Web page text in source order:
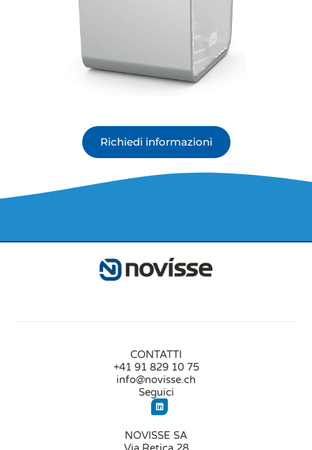
Richiedi informazioni
CONTATTI
+41 91 829 10 75
info@novisse.ch
Seguici
NOVISSE SA